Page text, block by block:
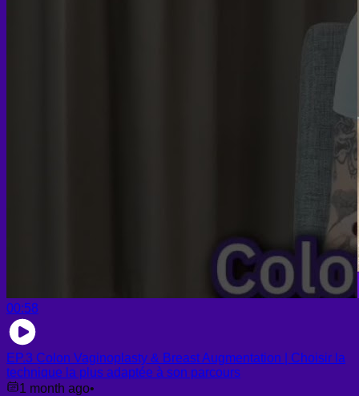
00:58
EP.3 Colon Vaginoplasty & Breast Augmentation | Choisir la
technique la plus adaptée à son parcours
1 month ago•